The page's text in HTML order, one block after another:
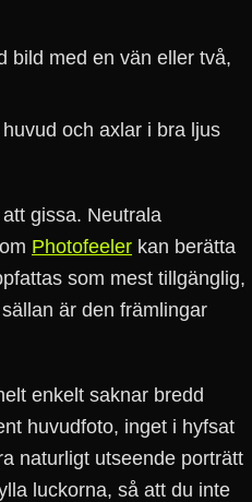
bild med en vän eller två,
och axlar i bra ljus
gissa. Neutrala
Photofeeler kan berätta
som mest tillgänglig,
är den främlingar
enkelt saknar bredd
huvudfoto, inget i hyfsat
naturligt utseende porträtt
luckorna, så att du inte